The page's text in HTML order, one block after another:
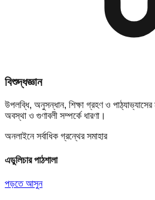
বিশুদ্ধজ্ঞান
উপলব্ধি, অনুসন্ধান, শিক্ষা গ্রহণ ও
অবস্থা ও গুণাবলী সম্পর্কে ধারণা।
অনলাইনে সর্বাধিক গ্রন্থের সমাহার
এডুলিচার পাঠশালা
পড়তে আসুন